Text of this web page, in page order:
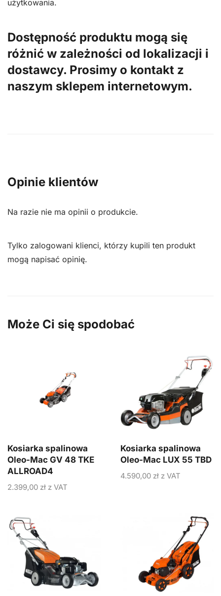
użytkowania.
Dostępność produktu mogą się
różnić w zależności od lokalizacji i
dostawcy. Prosimy o kontakt z
naszym sklepem internetowym.
Opinie klientów
Na razie nie ma opinii o produkcie.
Tylko zalogowani klienci, którzy kupili ten produkt
mogą napisać opinię.
Może Ci się spodobać
Kosiarka spalinowa
Oleo-Mac GV 48 TKE
ALLROAD4
2.399,00 zł z VAT
Kosiarka spalinowa
Oleo-Mac LUX 55 TBD
4.590,00 zł z VAT